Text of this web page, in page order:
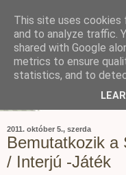
2011. október 5., szerda
Bemutatkozik a
/ Interjú -Játék
This site uses
and to analyze traffic.
shared with Google
metrics to ensure
statistics, and to